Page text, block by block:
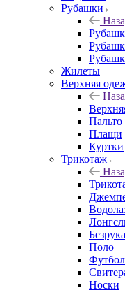
Рубашки
Жилеты
Верхняя
Пальто
Плащи
Куртки
Трикотаж
Поло
Носки